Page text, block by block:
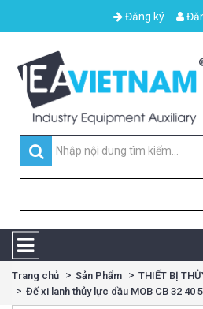
Đăng ký
Trang chủ Sản Phẩm THIẾT BỊ
Đế xi lanh thủy lực dầu MOB CB 32 40